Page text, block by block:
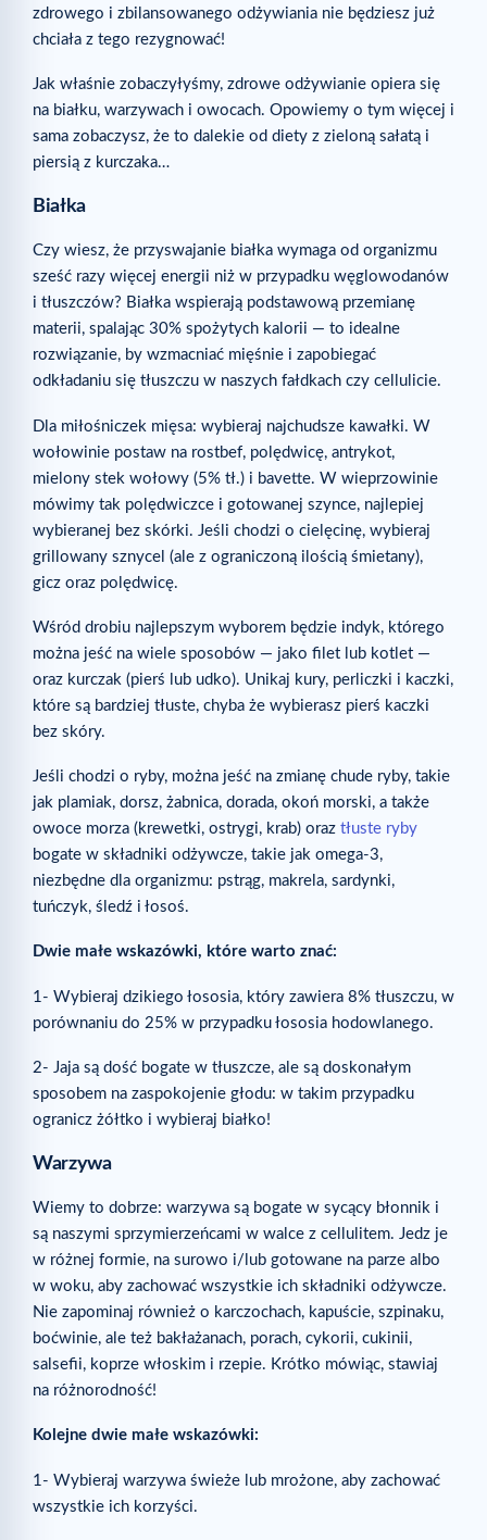
zdrowego i zbilansowanego odżywiania nie będziesz już
chciała z tego rezygnować!
Jak właśnie zobaczyłyśmy, zdrowe odżywianie opiera się
na białku, warzywach i owocach. Opowiemy o tym więcej i
sama zobaczysz, że to dalekie od diety z zieloną sałatą i
piersią z kurczaka…
Białka
Czy wiesz, że przyswajanie białka wymaga od organizmu
sześć razy więcej energii niż w przypadku węglowodanów
i tłuszczów? Białka wspierają podstawową przemianę
materii, spalając 30% spożytych kalorii — to idealne
rozwiązanie, by wzmacniać mięśnie i zapobiegać
odkładaniu się tłuszczu w naszych fałdkach czy cellulicie.
Dla miłośniczek mięsa: wybieraj najchudsze kawałki. W
wołowinie postaw na rostbef, polędwicę, antrykot,
mielony stek wołowy (5% tł.) i bavette. W wieprzowinie
mówimy tak polędwiczce i gotowanej szynce, najlepiej
wybieranej bez skórki. Jeśli chodzi o cielęcinę, wybieraj
grillowany sznycel (ale z ograniczoną ilością śmietany),
gicz oraz polędwicę.
Wśród drobiu najlepszym wyborem będzie indyk, którego
można jeść na wiele sposobów — jako filet lub kotlet —
oraz kurczak (pierś lub udko). Unikaj kury, perliczki i kaczki,
które są bardziej tłuste, chyba że wybierasz pierś kaczki
bez skóry.
Jeśli chodzi o ryby, można jeść na zmianę chude ryby, takie
jak plamiak, dorsz, żabnica, dorada, okoń morski, a także
owoce morza (krewetki, ostrygi, krab) oraz tłuste ryby
bogate w składniki odżywcze, takie jak omega-3,
niezbędne dla organizmu: pstrąg, makrela, sardynki,
tuńczyk, śledź i łosoś.
Dwie małe wskazówki, które warto znać:
1- Wybieraj dzikiego łososia, który zawiera 8% tłuszczu, w
porównaniu do 25% w przypadku łososia hodowlanego.
2- Jaja są dość bogate w tłuszcze, ale są doskonałym
sposobem na zaspokojenie głodu: w takim przypadku
ogranicz żółtko i wybieraj białko!
Warzywa
Wiemy to dobrze: warzywa są bogate w sycący błonnik i
są naszymi sprzymierzeńcami w walce z cellulitem. Jedz je
w różnej formie, na surowo i/lub gotowane na parze albo
w woku, aby zachować wszystkie ich składniki odżywcze.
Nie zapominaj również o karczochach, kapuście, szpinaku,
boćwinie, ale też bakłażanach, porach, cykorii, cukinii,
salsefii, koprze włoskim i rzepie. Krótko mówiąc, stawiaj
na różnorodność!
Kolejne dwie małe wskazówki:
1- Wybieraj warzywa świeże lub mrożone, aby zachować
wszystkie ich korzyści.